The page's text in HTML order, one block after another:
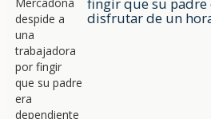
disfrutar de un